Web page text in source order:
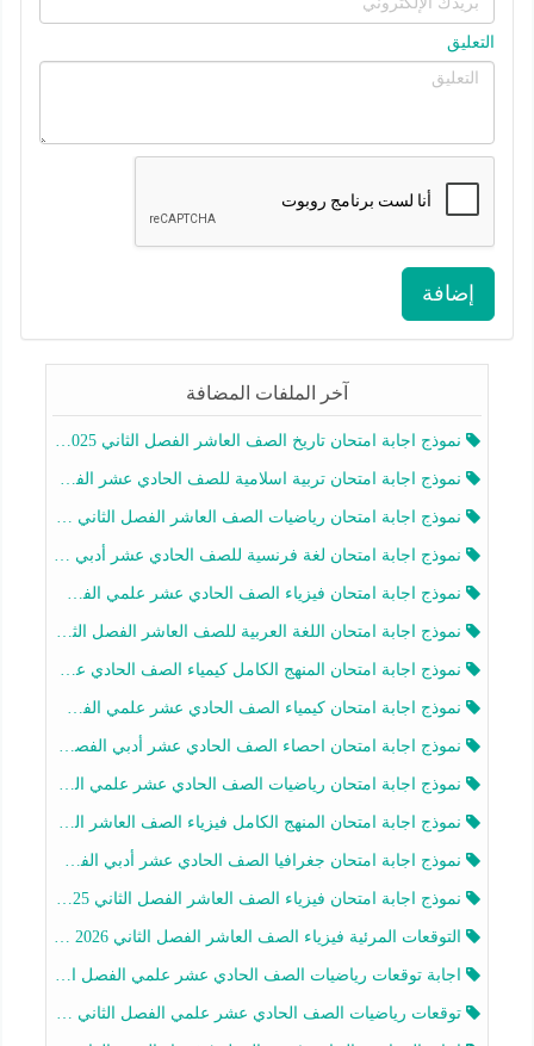
التعليق
إضافة
آخر الملفات المضافة
نموذج اجابة امتحان تاريخ الصف العاشر الفصل الثاني 2025-2026
نموذج اجابة امتحان تربية اسلامية للصف الحادي عشر الفصل الثاني 2025-2026
نموذج اجابة امتحان رياضيات الصف العاشر الفصل الثاني 2025-2026
نموذج اجابة امتحان لغة فرنسية للصف الحادي عشر أدبي الفصل الثاني 2025-2026
نموذج اجابة امتحان فيزياء الصف الحادي عشر علمي الفصل الثاني 2025-2026
نموذج اجابة امتحان اللغة العربية للصف العاشر الفصل الثاني 2025-2026
نموذج اجابة امتحان المنهج الكامل كيمياء الصف الحادي عشر علمي الفصل الثاني 2025-2026
نموذج اجابة امتحان كيمياء الصف الحادي عشر علمي الفصل الثاني 2025-2026
نموذج اجابة امتحان احصاء الصف الحادي عشر أدبي الفصل الثاني 2025-2026
نموذج اجابة امتحان رياضيات الصف الحادي عشر علمي الفصل الثاني 2025-2026
نموذج اجابة امتحان المنهج الكامل فيزياء الصف العاشر الفصل الثاني 2025-2026
نموذج اجابة امتحان جغرافيا الصف الحادي عشر أدبي الفصل الثاني 2025-2026
نموذج اجابة امتحان فيزياء الصف العاشر الفصل الثاني 2025-2026
التوقعات المرئية فيزياء الصف العاشر الفصل الثاني 2026 أ هيثم الليثي
اجابة توقعات رياضيات الصف الحادي عشر علمي الفصل الثاني 2025-2026 أ عمرو فايز
توقعات رياضيات الصف الحادي عشر علمي الفصل الثاني 2025-2026 أ عمرو فايز